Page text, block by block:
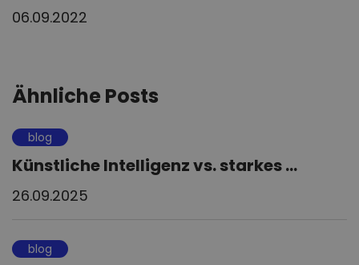
06.09.2022
Ähnliche Posts
blog
Künstliche Intelligenz vs. starkes ...
26.09.2025
blog